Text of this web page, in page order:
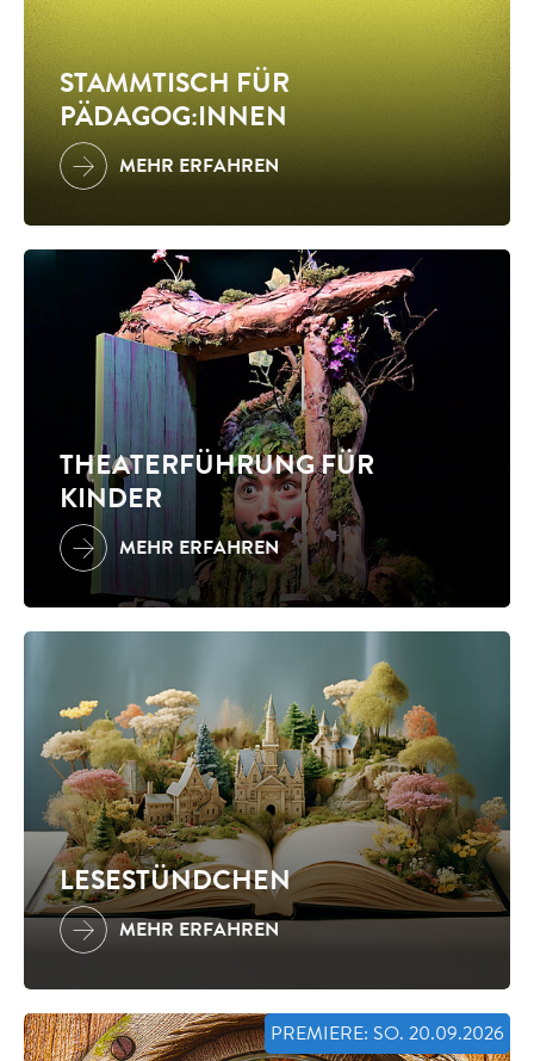
STAMMTISCH FÜR
PÄDAGOG:INNEN
MEHR ERFAHREN
THEATERFÜHRUNG FÜR
KINDER
MEHR ERFAHREN
LESESTÜNDCHEN
MEHR ERFAHREN
PREMIERE: SO. 20.09.2026